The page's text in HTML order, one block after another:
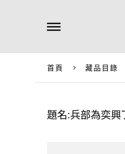
首頁 藏品目錄
題名:兵部為奕興